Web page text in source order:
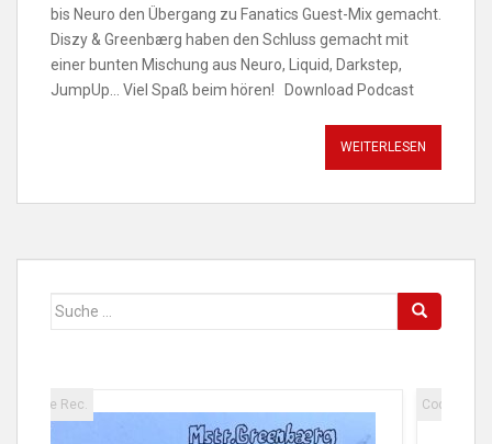
bis Neuro den Übergang zu Fanatics Guest-Mix gemacht.
Diszy & Greenbærg haben den Schluss gemacht mit
einer bunten Mischung aus Neuro, Liquid, Darkstep,
JumpUp… Viel Spaß beim hören! Download Podcast
WEITERLESEN
Suche
Code Rec.